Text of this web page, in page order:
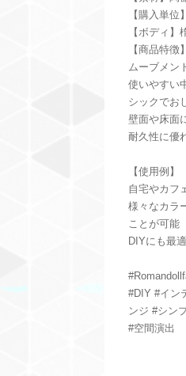
【購入単
【ボディ】
【商品特徴】
ムーブメン
使いやすい
シックでお
壁面や床面
耐久性に優
【使用例】
自宅やカフ
様々なカラ
ことが可能
DIYにも最
#DIY #イン
ンジ #シン
#空間演出